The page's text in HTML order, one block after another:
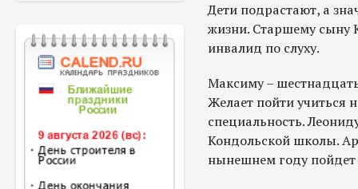
Дети подрастают, а
жизни. Старшему сыну
инвалид по слуху.
Максиму –
Желает пойти учиться
специальность.
Кондольской школы.
нынешнем году пойдет